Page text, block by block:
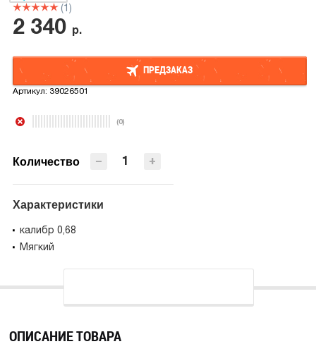
(1)
2 340 р.
ПРЕДЗАКАЗ
Артикул: 39026501
(0)
Количество +
−
Характеристики
калибр 0,68
Мягкий
ОПИСАНИЕ ТОВАРА